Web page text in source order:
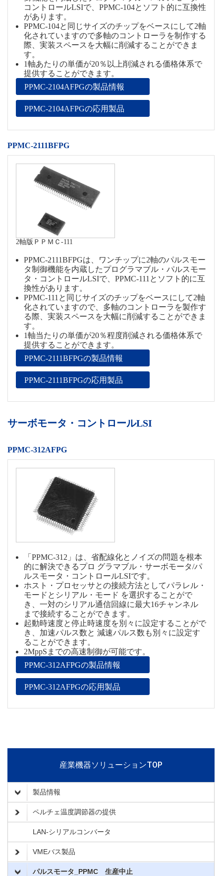
コントロールLSIで、PPMC-104とソフト的に互換性
があります。
PPMC-104と同じサイズのチップをベースにして2軸
化されていますので多軸のコントローラを制作する
際、実装スペースを大幅に削減することができま
す。
1軸あたりの単価が20％以上削減される価格体系で
提供することができます。
PPMC-2104AFPGの製品情報
PPMC-2104AFPGの応用製品
PPMC-2111BFPG
2軸版ＰＰＭＣ-111
PPMC-2111BFPGは、ワンチップに2軸のパルスモー
タ制御機能を内蔵したプログラマブル・パルスモー
タ・コントロールLSIで、PPMC-111とソフト的に互
換性があります。
PPMC-111と同じサイズのチップをベースにして2軸
化されていますので、多軸のコントローラを製作す
る際、実装スペースを大幅に削減することができま
す。
1軸当たりの単価が20％程度削減される価格体系で
提供することができます。
PPMC-2111BFPGの製品情報
PPMC-2111BFPGの応用製品
サーボモータ・コントロールLSI
PPMC-312AFPG
「PPMC-312」は、省配線化とノイズの問題を根本
的に解決できるプロ グラマブル・サーボモータ/パ
ルスモータ・コントロールLSIです。
ホスト・プロセッサとの接続方法としてパラレル・
モードとシリアル・モード を選択することがで
き、一対のシリアル通信回線に最大16チャンネル
まで接続することができます。
起動時速度と停止時速度を別々に設定することがで
き、加速パルス数と 減速パルス数も別々に設定す
ることができます。
2MppSまでの高速制御が可能です。
PPMC-312AFPGの製品情報
PPMC-312AFPGの応用製品
産業機器ソリューションTOP
製品情報
ペルチェ温度調節器の提供
LAN-シリアルコンバータ
VMEバス製品
パルスモータ_PPMC 生産中止